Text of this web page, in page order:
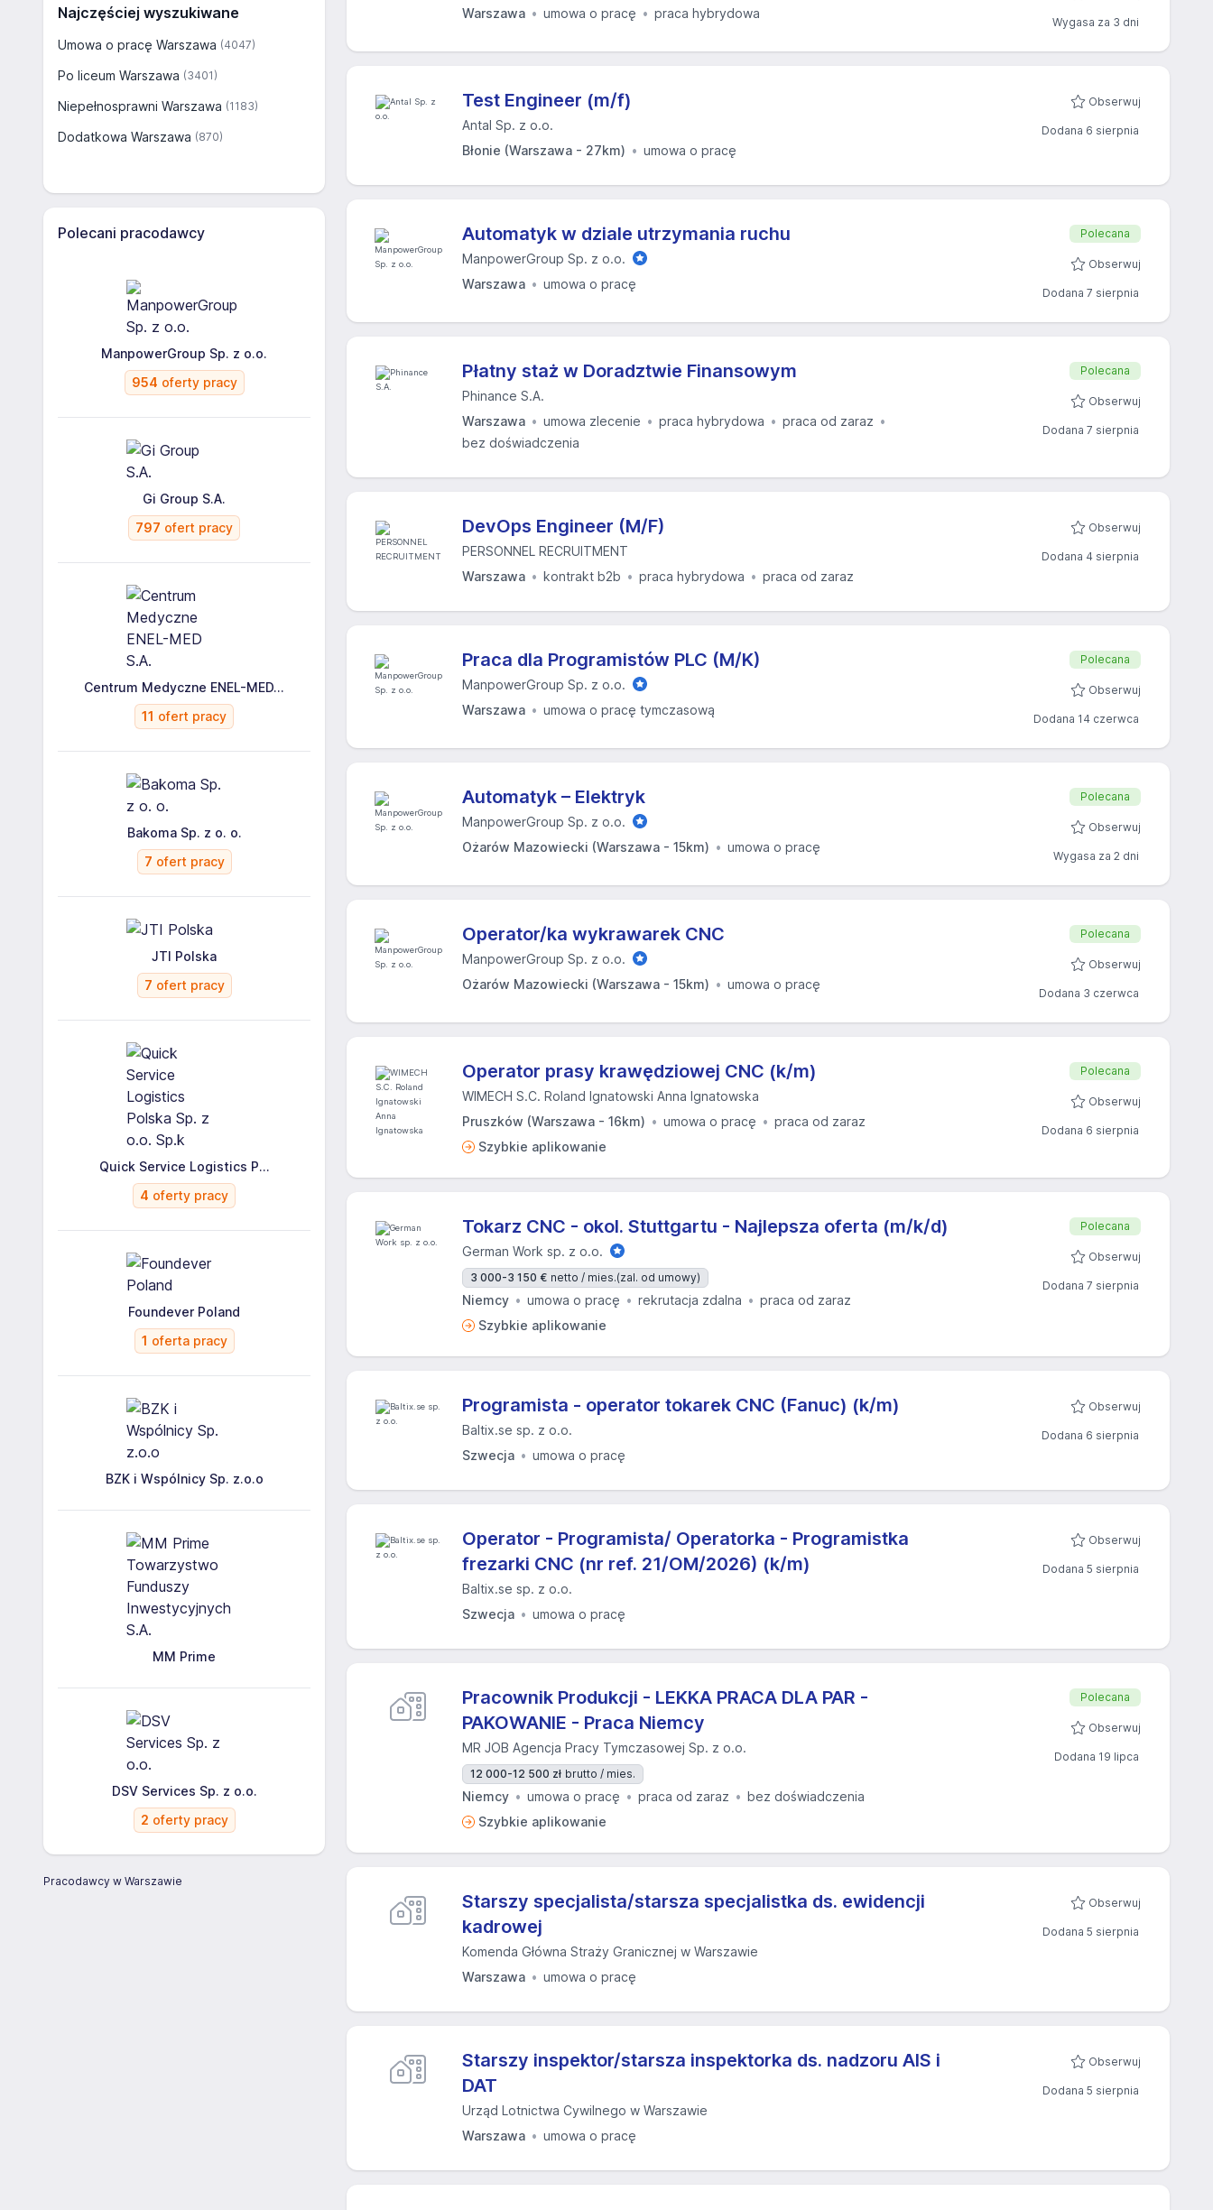
Najczęściej wyszukiwane
Umowa o pracę Warszawa (4047)
Po liceum Warszawa (3401)
Niepełnosprawni Warszawa (1183)
Dodatkowa Warszawa (870)
Polecani pracodawcy
ManpowerGroup Sp. z o.o.
954 oferty pracy
Gi Group S.A.
797 ofert pracy
Centrum Medyczne ENEL-MED...
11 ofert pracy
Bakoma Sp. z o. o.
7 ofert pracy
JTI Polska
7 ofert pracy
Quick Service Logistics P...
4 oferty pracy
Foundever Poland
1 oferta pracy
BZK i Wspólnicy Sp. z.o.o
MM Prime
DSV Services Sp. z o.o.
2 oferty pracy
Pracodawcy w Warszawie
Warszawa
umowa o pracę praca hybrydowa
Wygasa za 3 dni
Test Engineer (m/f)
Antal Sp. z o.o.
Błonie (Warszawa - 27km)
umowa o pracę
Obserwuj
Dodana 6 sierpnia
Automatyk w dziale utrzymania ruchu
ManpowerGroup Sp. z o.o.
Warszawa
umowa o pracę
Polecana
Obserwuj
Dodana 7 sierpnia
Płatny staż w Doradztwie Finansowym
Phinance S.A.
Warszawa
umowa zlecenie praca hybrydowa
praca od zaraz
bez doświadczenia
Polecana
Obserwuj
Dodana 7 sierpnia
DevOps Engineer (M/F)
PERSONNEL RECRUITMENT
Warszawa
kontrakt b2b praca hybrydowa praca od zaraz
Obserwuj
Dodana 4 sierpnia
Praca dla Programistów PLC (M/K)
ManpowerGroup Sp. z o.o.
Warszawa
umowa o pracę tymczasową
Polecana
Obserwuj
Dodana 14 czerwca
Automatyk – Elektryk
ManpowerGroup Sp. z o.o.
Ożarów Mazowiecki (Warszawa - 15km)
umowa o pracę
Polecana
Obserwuj
Wygasa za 2 dni
Operator/ka wykrawarek CNC
ManpowerGroup Sp. z o.o.
Ożarów Mazowiecki (Warszawa - 15km)
umowa o pracę
Polecana
Obserwuj
Dodana 3 czerwca
Operator prasy krawędziowej CNC (k/m)
WIMECH S.C. Roland Ignatowski Anna Ignatowska
Pruszków (Warszawa - 16km)
umowa o pracę
praca od zaraz
Szybkie aplikowanie
Polecana
Obserwuj
Dodana 6 sierpnia
Tokarz CNC - okol. Stuttgartu - Najlepsza oferta (m/k/d)
German Work sp. z o.o.
3 000-3 150 € netto / mies.(zal. od umowy)
Niemcy umowa o pracę rekrutacja zdalna
praca od zaraz
Szybkie aplikowanie
Polecana
Obserwuj
Dodana 7 sierpnia
Programista - operator tokarek CNC (Fanuc) (k/m)
Baltix.se sp. z o.o.
Szwecja
umowa o pracę
Obserwuj
Dodana 6 sierpnia
Operator - Programista/ Operatorka - Programistka
frezarki CNC (nr ref. 21/OM/2026) (k/m)
Baltix.se sp. z o.o.
Szwecja
umowa o pracę
Obserwuj
Dodana 5 sierpnia
Pracownik Produkcji - LEKKA PRACA DLA PAR -
PAKOWANIE - Praca Niemcy
MR JOB Agencja Pracy Tymczasowej Sp. z o.o.
12 000-12 500 zł brutto / mies.
Niemcy umowa o pracę praca od zaraz
bez doświadczenia
Szybkie aplikowanie
Polecana
Obserwuj
Dodana 19 lipca
Starszy specjalista/starsza specjalistka ds. ewidencji
kadrowej
Komenda Główna Straży Granicznej w Warszawie
Warszawa
umowa o pracę
Obserwuj
Dodana 5 sierpnia
Starszy inspektor/starsza inspektorka ds. nadzoru AIS i
DAT
Urząd Lotnictwa Cywilnego w Warszawie
Warszawa
umowa o pracę
Obserwuj
Dodana 5 sierpnia